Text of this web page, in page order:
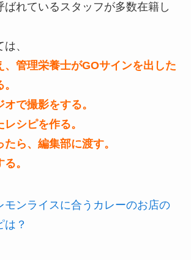
ばれているスタッフが多数在籍し
、
管理栄養士がGOサインを出した
で撮影をする。
シピを作る。
ら、編集部に渡す。
。
モンライスに合うカレーのお店の
は？